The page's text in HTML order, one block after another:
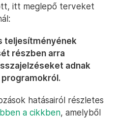
itt meglepő terveket
teljesítményének
részben arra
adnak
programokról.
hatásairól részletes
a cikkben, amelyből